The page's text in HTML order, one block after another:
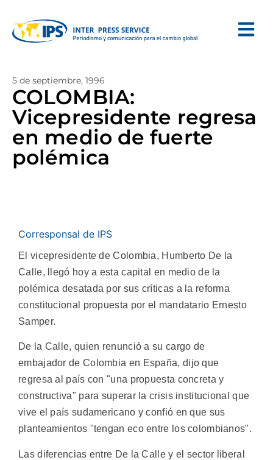
5 de septiembre, 1996
COLOMBIA:
Vicepresidente regresa
en medio de fuerte
polémica
Corresponsal de IPS
El vicepresidente de Colombia, Humberto De la
Calle, llegó hoy a esta capital en medio de la
polémica desatada por sus críticas a la reforma
constitucional propuesta por el mandatario Ernesto
Samper.
De la Calle, quien renunció a su cargo de
embajador de Colombia en España, dijo que
regresa al país con "una propuesta concreta y
constructiva" para superar la crisis institucional que
vive el país sudamericano y confió en que sus
planteamientos "tengan eco entre los colombianos".
Las diferencias entre De la Calle y el sector liberal